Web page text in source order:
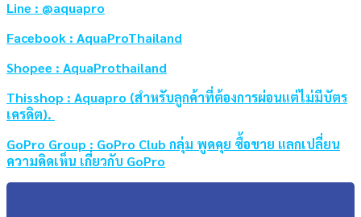
Line : @aquapro
Facebook : AquaProThailand
Shopee : AquaProthailand
Thisshop : Aquapro (สำหรับลูกค้าที่ต้องการผ่อนแต่ไม่มีบัตร
เครดิต).
GoPro Group : GoPro Club กลุ่ม พูดคุย ซื้อขาย แลกเปลี่ยน
ความคิดเห็น เกี่ยวกับ GoPro